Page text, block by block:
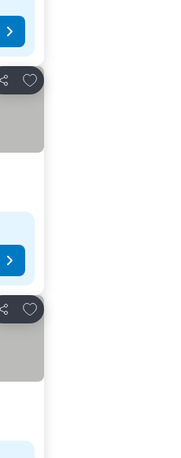
Paylaş
Favorilerime ekle
Paylaş
Favorilerime ekle